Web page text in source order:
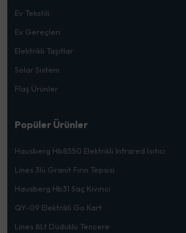
Ev Tekstili
Ev Gereçleri
Elektrikli Taşıtlar
Solar Sistem
Flaş Ürünler
Popüler Ürünler
Hausberg Hb8550 Elektrikli Infrared Isıtıcı
Lines 3lü Granit Fırın Tepsisi
Hausberg Hb31 Saç Kıvırıcı
QY-09 Elektrikli Go Kart
Lines 8Lt Düdüklü Tencere